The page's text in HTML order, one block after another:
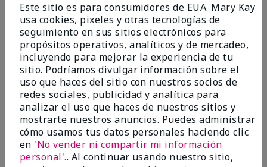
TimeWise® Matte 3D
Foundation
Light 1​ (subtonos rosados
fríos)
$28.00
TimeWise® Luminous 3D
Foundation
Light 1​ (subtonos rosados
fríos)
$28.00
Este sitio es para consumidores de EUA. Mary Kay
usa cookies, pixeles y otras tecnologías de
seguimiento en sus sitios electrónicos para
propósitos operativos, analíticos y de mercadeo,
incluyendo para mejorar la experiencia de tu
sitio. Podríamos divulgar información sobre el
uso que haces del sitio con nuestros socios de
redes sociales, publicidad y analítica para
analizar el uso que haces de nuestros sitios y
mostrarte nuestros anuncios. Puedes administrar
cómo usamos tus datos personales haciendo clic
en 'No vender ni compartir mi información
personal'.. Al continuar usando nuestro sitio,